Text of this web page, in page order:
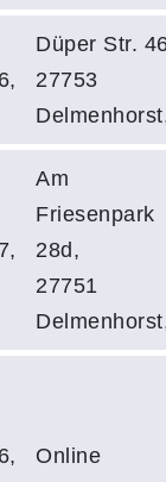
Düper Str.
27753
Am
Friesenpark
28d,
27751
Online